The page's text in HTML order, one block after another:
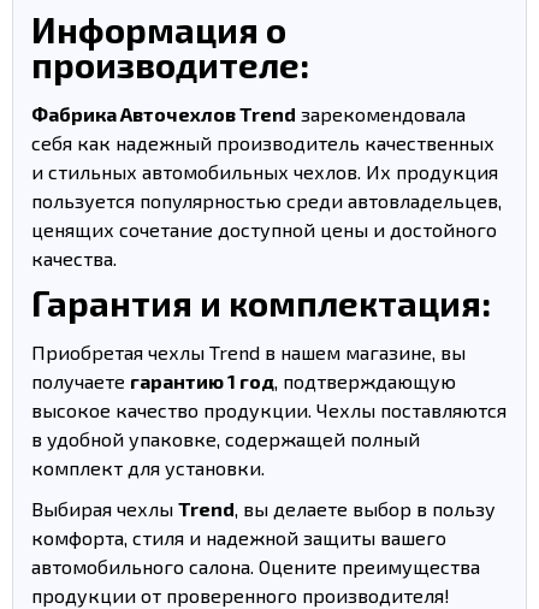
Информация о
производителе:
Фабрика Авточехлов Trend зарекомендовала
себя как надежный производитель качественных
и стильных автомобильных чехлов. Их продукция
пользуется популярностью среди автовладельцев,
ценящих сочетание доступной цены и достойного
качества.
Гарантия и комплектация:
Приобретая чехлы Trend в нашем магазине, вы
получаете гарантию 1 год, подтверждающую
высокое качество продукции. Чехлы поставляются
в удобной упаковке, содержащей полный
комплект для установки.
Выбирая чехлы Trend, вы делаете выбор в пользу
комфорта, стиля и надежной защиты вашего
автомобильного салона. Оцените преимущества
продукции от проверенного производителя!